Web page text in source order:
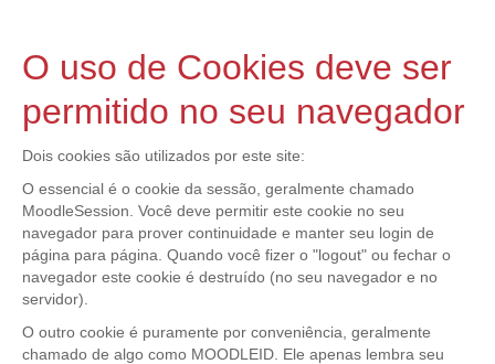
O uso de Cookies deve ser
permitido no seu navegador
Dois cookies são utilizados por este site:
O essencial é o cookie da sessão, geralmente chamado
MoodleSession. Você deve permitir este cookie no seu
navegador para prover continuidade e manter seu login de
página para página. Quando você fizer o "logout" ou fechar o
navegador este cookie é destruído (no seu navegador e no
servidor).
O outro cookie é puramente por conveniência, geralmente
chamado de algo como MOODLEID. Ele apenas lembra seu